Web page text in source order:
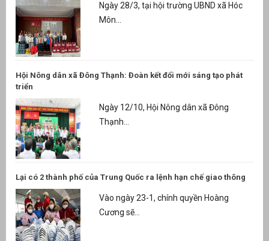
Ngày 28/3, tại hội trường UBND xã Hóc
Môn...
Hội Nông dân xã Đông Thạnh: Đoàn kết đổi mới sáng tạo phát
triển
Ngày 12/10, Hội Nông dân xã Đông
Thạnh...
Lại có 2 thành phố của Trung Quốc ra lệnh hạn chế giao thông
Vào ngày 23-1, chính quyền Hoàng
Cương sẽ...